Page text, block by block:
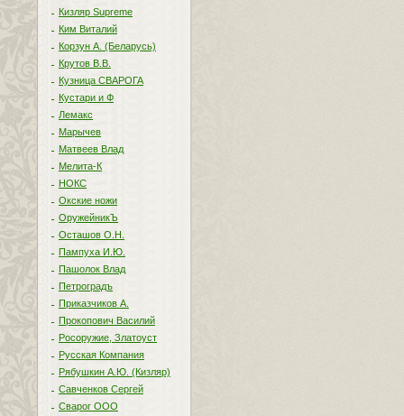
Кизляр Supreme
Ким Виталий
Корзун А. (Беларусь)
Крутов В.В.
Кузница СВАРОГА
Кустари и Ф
Лемакс
Марычев
Матвеев Влад
Мелита-К
НОКС
Окские ножи
ОружейникЪ
Осташов О.Н.
Пампуха И.Ю.
Пашолок Влад
Петроградъ
Приказчиков А.
Прокопович Василий
Росоружие, Златоуст
Русская Компания
Рябушкин А.Ю. (Кизляр)
Савченков Сергей
Сварог ООО